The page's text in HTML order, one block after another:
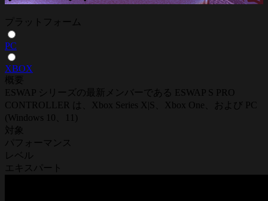
プラットフォーム
PC
XBOX
概要
ESWAP シリーズの最新メンバーである ESWAP S PRO
CONTROLLER は、Xbox Series X|S、Xbox One、および PC
(Windows 10、11)
対象
パフォーマンス
レベル
エキスパート